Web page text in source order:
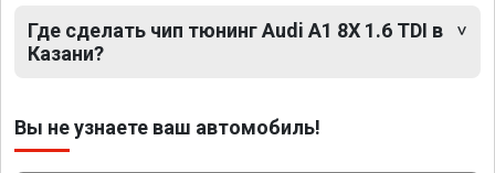
Где сделать чип тюнинг Audi A1 8X 1.6 TDI в
Казани?
Вы не узнаете ваш автомобиль!